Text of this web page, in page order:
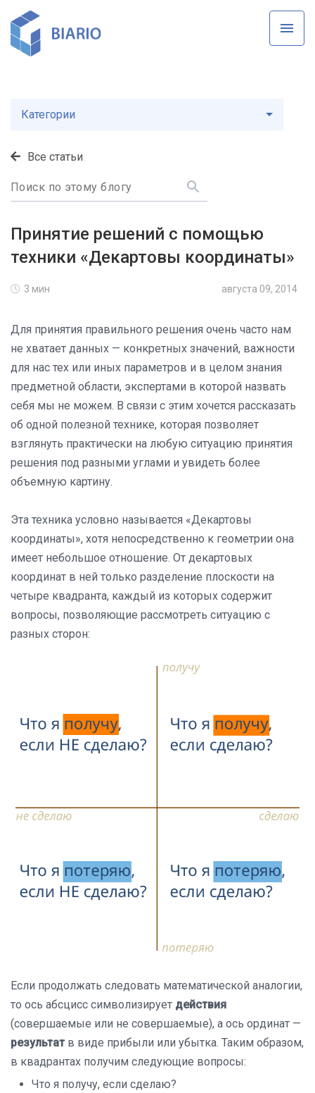
Все статьи
Категории
Принятие решений с помощью
техники «Декартовы координаты»
3 мин августа 09, 2014
Для принятия правильного решения очень часто нам
не хватает данных — конкретных значений, важности
для нас тех или иных параметров и в целом знания
предметной области, экспертами в которой назвать
себя мы не можем. В связи с этим хочется рассказать
об одной полезной технике, которая позволяет
взглянуть практически на любую ситуацию принятия
решения под разными углами и увидеть более
объемную картину.
Эта техника условно называется «Декартовы
координаты», хотя непосредственно к геометрии она
имеет небольшое отношение. От декартовых
координат в ней только разделение плоскости на
четыре квадранта, каждый из которых содержит
вопросы, позволяющие рассмотреть ситуацию с
разных сторон:
Если продолжать следовать математической аналогии,
то ось абсцисс символизирует действия
(совершаемые или не совершаемые), а ось ординат —
результатв виде прибыли или убытка. Таким образом,
в квадрантах получим следующие вопросы:
Что я получу, если сделаю?